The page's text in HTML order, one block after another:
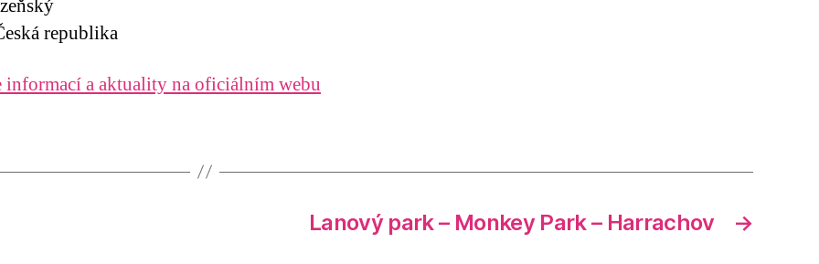
republika
informací a aktuality na oficiálním webu
→
Lanový park – Monkey Park – Harrachov